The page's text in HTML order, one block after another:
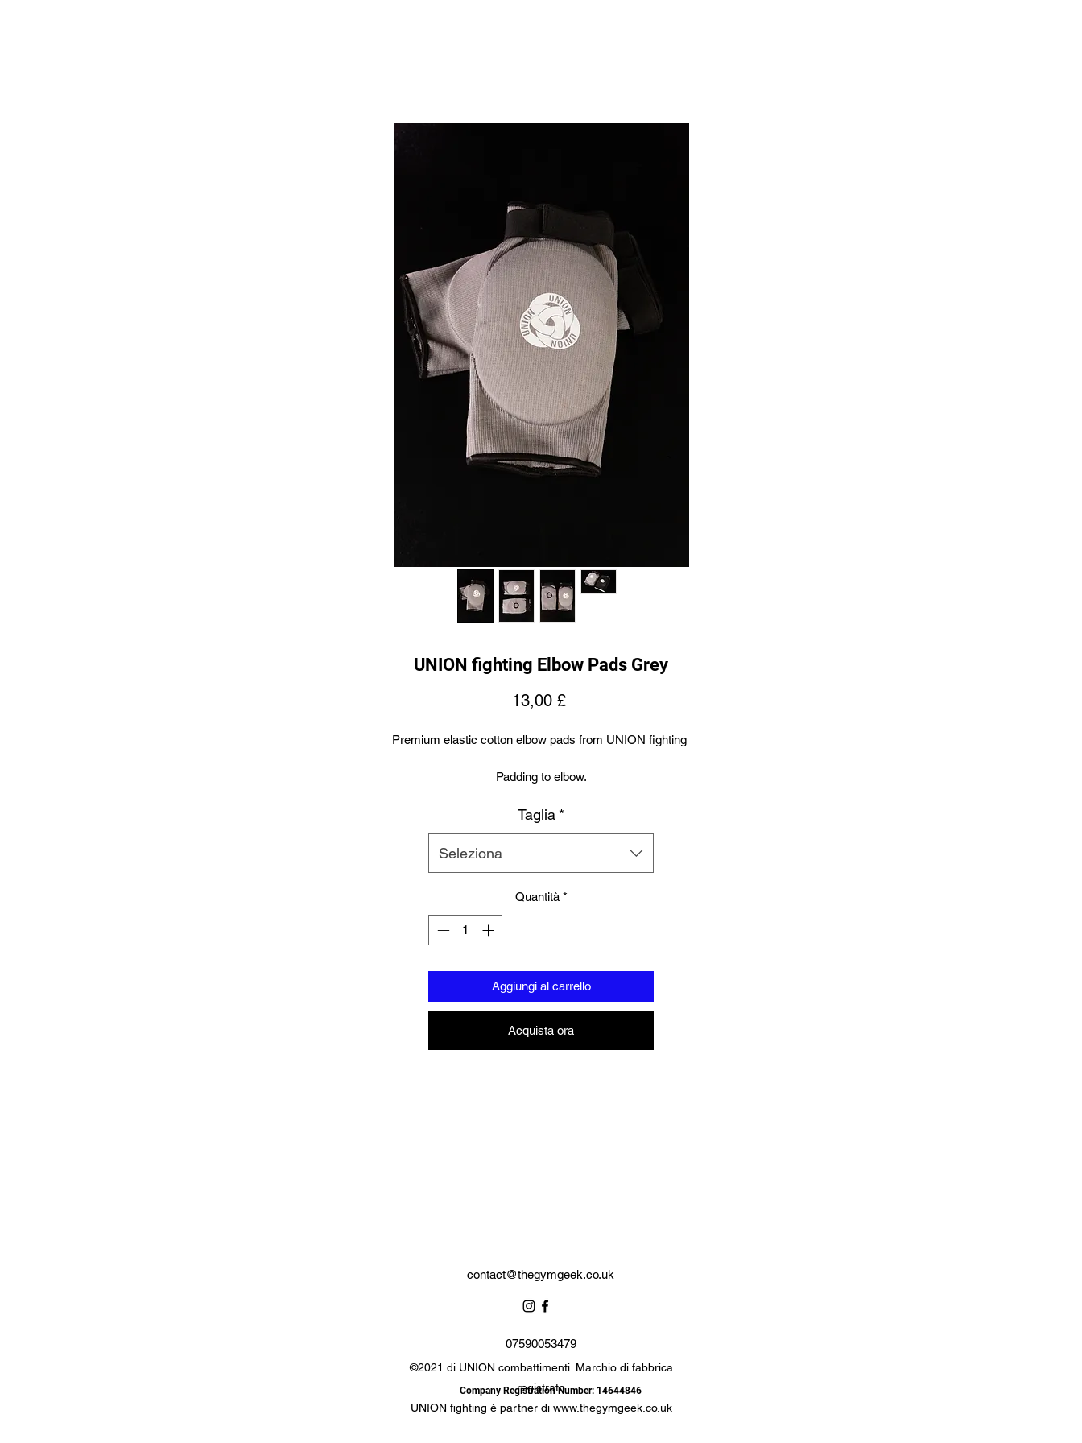
UNION fighting Elbow Pads Grey
13,00 £Prezzo
Premium elastic cotton elbow pads from UNION fighting
Padding to elbow.
velcro strap to secure.
In Black also available.
Taglia *
Seleziona
Quantità *
Aggiungi al carrello
Acquista ora
contact@thegymgeek.co.uk
07590053479
©2021 di UNION combattimenti. Marchio di fabbrica
registrato
UNION fighting è partner di www.thegymgeek.co.uk
Company Registration Number: 14644846